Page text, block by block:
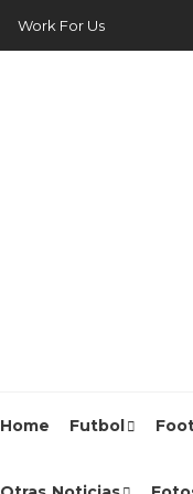
Work For Us
Home Futbol